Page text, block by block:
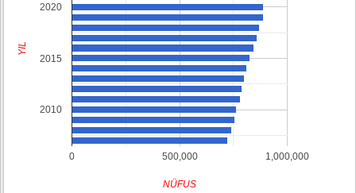
0 500,000 1,000,000
2010
2015
2020
NÜFUS
YIL